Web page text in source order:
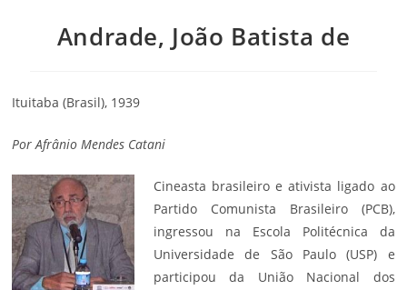
Andrade, João Batista de
Ituitaba (Brasil), 1939
Por Afrânio Mendes Catani
Cineasta brasileiro e ativista ligado ao
Partido Comunista Brasileiro (PCB),
ingressou na Escola Politécnica da
Universidade de São Paulo (USP) e
participou da União Nacional dos